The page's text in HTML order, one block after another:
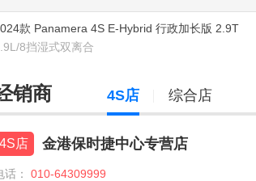
款 Panamera 4S E-Hybrid 行政加长版 2.9T
8挡湿式双离合
销商 4S店 综合店
4S店 金港保时捷中心专营店
话：
010-64309999